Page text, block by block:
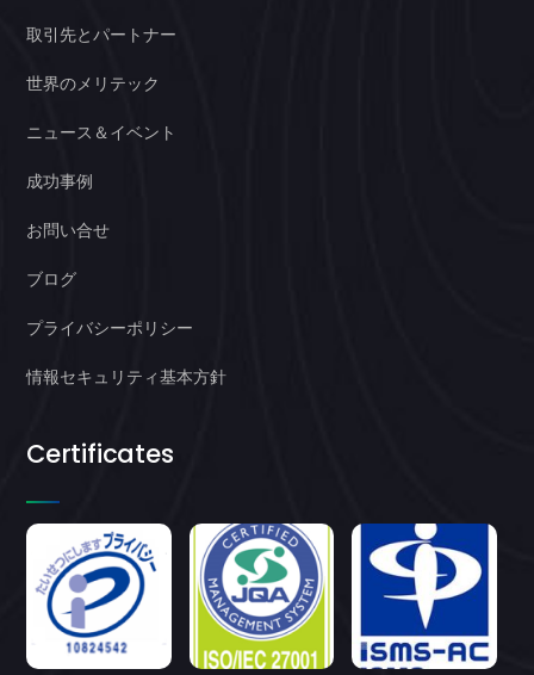
取引先とパートナー
世界のメリテック
ニュース＆イベント
成功事例
お問い合せ
ブログ
プライバシーポリシー
情報セキュリティ基本方針
Certificates